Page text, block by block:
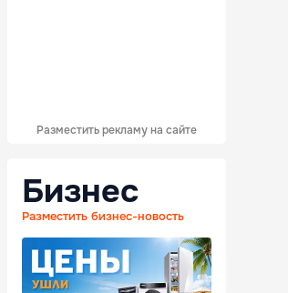
Разместить рекламу на сайте
Бизнес
Разместить бизнес-новость